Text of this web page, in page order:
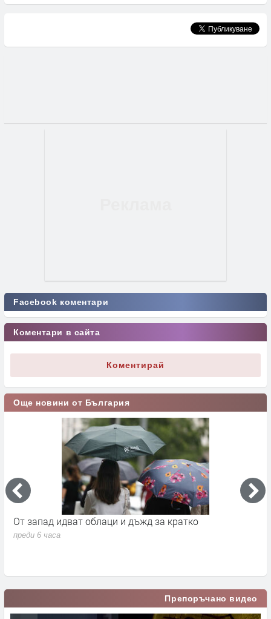
Facebook коментари
Коментари в сайта
Коментирай
Още новини от България
От запад идват облаци и дъжд за кратко
преди 6 часа
Препоръчано видео